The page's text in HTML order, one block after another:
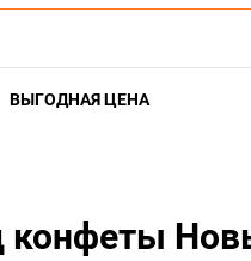
ВЫГОДНАЯ ЦЕНА
конфеты